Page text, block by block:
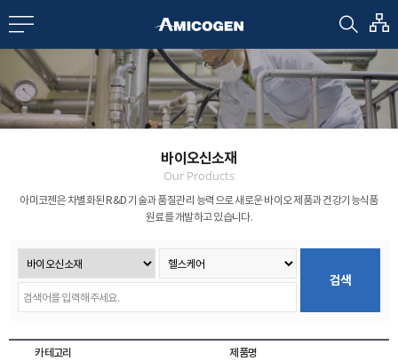
CN
us
바이오신소재
Our Products
아미코젠은 차별화된 R&D 기술과 품질관리 능력으로새로운 바이오 제품과 건강기능식품
원료를 개발하고 있습니다.
검색
카테고리 제품명